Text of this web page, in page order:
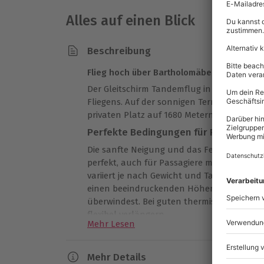
Alles auf einen Blick
Beschreibung
Flieg hoch über Bartholomäberg!
Der Gleitschirm Tandemflug in
Fliegens. Auf der sonnigen Terrasse des
privaten Platz auf 1680 Metern Höhe.
Perfekte Bedingungen für
Die sanfte Neigung und das Fehlen großer
perfekt, auch für Passagiere mit Handicap
variiert je nach Gewicht und Tageszeit
einen beeindruckenden Höhenunterschied
überwindest. Bei guten thermischen
flexibel verlängern.
Unvergessliche Erinnerungen beim
In Deinem Erlebnis enthalten sind eine
Mehr Lesen
Mehr Details